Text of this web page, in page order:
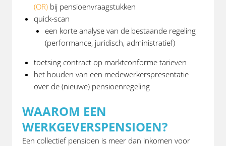
(OR)bij pensioenvraagstukken
quick-scan
een korte analyse van de bestaande regeling
(performance, juridisch, administratief)
toetsing contract op marktconforme tarieven
het houden van een medewerkerspresentatie
over de (nieuwe) pensioenregeling
WAAROM EEN
WERKGEVERSPENSIOEN?
Een collectief pensioen is meer dan inkomen voor